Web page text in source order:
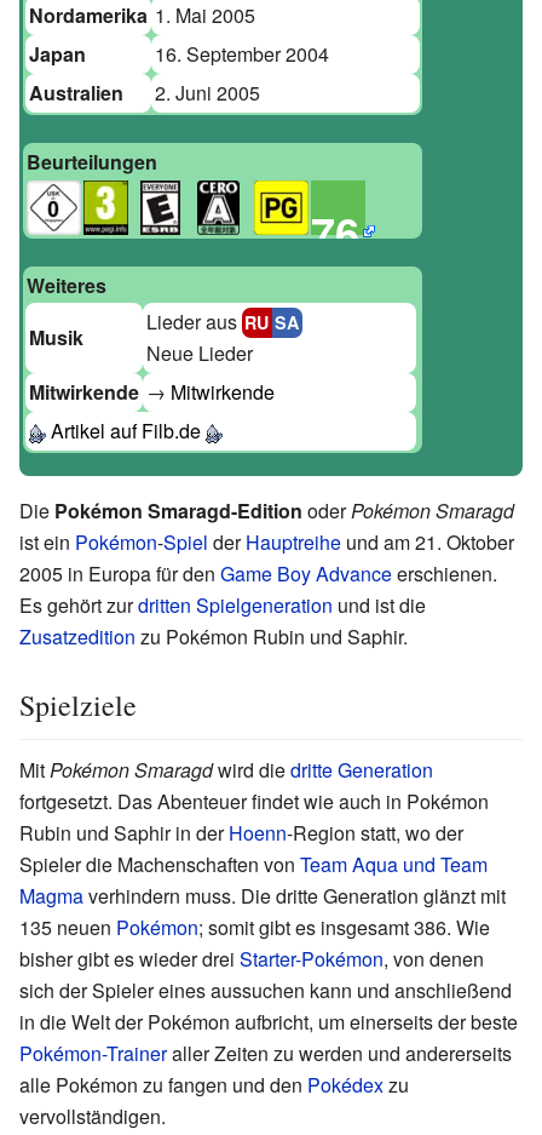
Nordamerika 1. Mai 2005
Japan
16. September 2004
Australien
2. Juni 2005
Beurteilungen
76
Weiteres
Musik
Lieder aus RU SA
Neue Lieder
Mitwirkende → Mitwirkende
Artikel auf Filb.de
Die Pokémon Smaragd-Edition oderPokémon Smaragd
ist ein Pokémon-Spiel derHauptreihe und am 21. Oktober
2005 in Europa für den Game Boy Advanceerschienen.
Es gehört zurdritten Spielgeneration und ist die
Zusatzedition zu Pokémon Rubin und Saphir.
Spielziele
MitPokémon Smaragdwird diedritte Generation
fortgesetzt. Das Abenteuer findet wie auch in Pokémon
Rubin und Saphir in derHoenn-Region statt, wo der
Spieler die Machenschaften von Team Aqua und Team
Magmaverhindern muss. Die dritte Generation glänzt mit
135 neuen Pokémon; somit gibt es insgesamt 386. Wie
bisher gibt es wieder drei Starter-Pokémon, von denen
sich der Spieler eines aussuchen kann und anschließend
in die Welt der Pokémon aufbricht, um einerseits der beste
Pokémon-Traineraller Zeiten zu werden und andererseits
alle Pokémon zu fangen und den Pokédexzu
vervollständigen.